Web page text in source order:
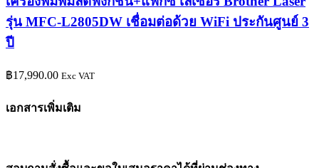
รุ่น MFC-L2805DW เชื่อมต่อด้วย WiFi ประกันศูนย์ 3
ปี
฿17,990.00 Exc VAT
เอกสารเพิ่มเติม